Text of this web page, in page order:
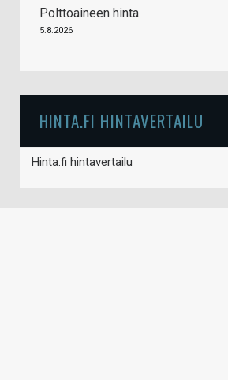
Polttoaineen hinta
5.8.2026
HINTA.FI HINTAVERTAILU
Hinta.fi hintavertailu